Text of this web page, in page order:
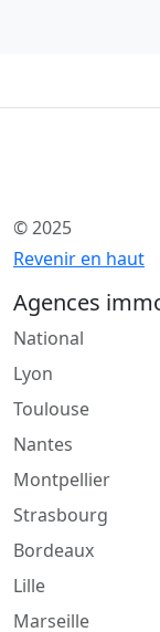
© 2025
Revenir en haut
Agences
National
Lyon
Toulouse
Nantes
Montpellier
Strasbourg
Bordeaux
Lille
Marseille